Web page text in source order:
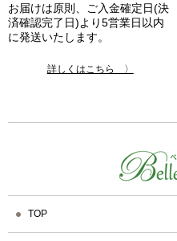
お届けは原則、ご入金確定日(決
済確認完了日)より5営業日以内
に発送いたします。
詳しくはこちら 〉
TOP